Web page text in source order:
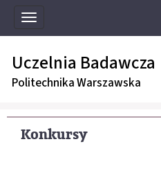
Toggle
navigation
Uczelnia Badawcza
Politechnika Warszawska
Konkursy